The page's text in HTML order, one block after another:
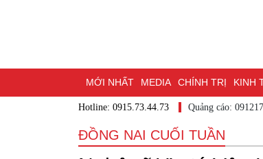
MỚI NHẤT MEDIA CHÍNH TRỊ KINH
DU LỊCH - ẨM THỰC CHUYỂN ĐỔI SỐ
ĐẶT BÁO BẠN CẦN BIẾT CHẠM 95 -
Hotline: 0915.73.44.73 Quảng cáo:
ĐỒNG NAI CUỐI TUẦN